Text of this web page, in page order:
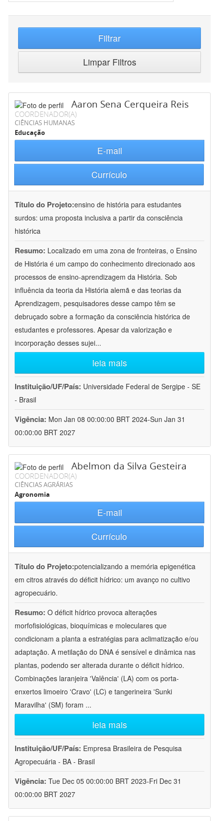
Filtrar
Limpar Filtros
Aaron Sena Cerqueira Reis
COORDENADOR(A)
CIÊNCIAS HUMANAS
Educação
E-mail
Currículo
Título do Projeto:ensino de história para estudantes
surdos: uma proposta inclusiva a partir da consciência
histórica
Resumo: Localizado em uma zona de fronteiras, o Ensino
de História é um campo do conhecimento direcionado aos
processos de ensino-aprendizagem da História. Sob
influência da teoria da História alemã e das teorias da
Aprendizagem, pesquisadores desse campo têm se
debruçado sobre a formação da consciência histórica de
estudantes e professores. Apesar da valorização e
incorporação desses sujei...
leia mais
Instituição/UF/País: Universidade Federal de Sergipe - SE
- Brasil
Vigência: Mon Jan 08 00:00:00 BRT 2024-Sun Jan 31
00:00:00 BRT 2027
Abelmon da Silva Gesteira
COORDENADOR(A)
CIÊNCIAS AGRÁRIAS
Agronomia
E-mail
Currículo
Título do Projeto:potencializando a memória epigenética
em citros através do déficit hídrico: um avanço no cultivo
agropecuário.
Resumo: O déficit hídrico provoca alterações
morfofisiológicas, bioquímicas e moleculares que
condicionam a planta a estratégias para aclimatização e/ou
adaptação. A metilação do DNA é sensível e dinâmica nas
plantas, podendo ser alterada durante o déficit hídrico.
Combinações laranjeira 'Valência' (LA) com os porta-
enxertos limoeiro 'Cravo' (LC) e tangerineira 'Sunki
Maravilha' (SM) foram ...
leia mais
Instituição/UF/País: Empresa Brasileira de Pesquisa
Agropecuária - BA - Brasil
Vigência: Tue Dec 05 00:00:00 BRT 2023-Fri Dec 31
00:00:00 BRT 2027